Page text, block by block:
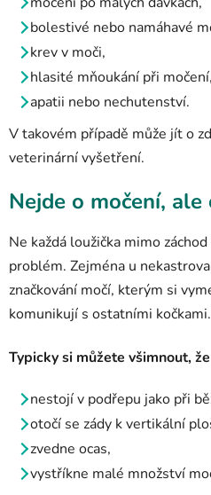
bolestivé nebo namáhavé
krev v moči,
hlasité mňoukání při močení,
apatii nebo nechutenství.
V takovém případě může jít o
veterinární vyšetření.
Nejde o močení, ale
Ne každá loužička mimo
problém. Zejména u
značkování močí, kterým si
komunikují s ostatními kočkami.
Typicky si můžete všimnout,
nestojí v podřepu jako při
otočí se zády k vertikální
zvedne ocas,
vystříkne malé množství